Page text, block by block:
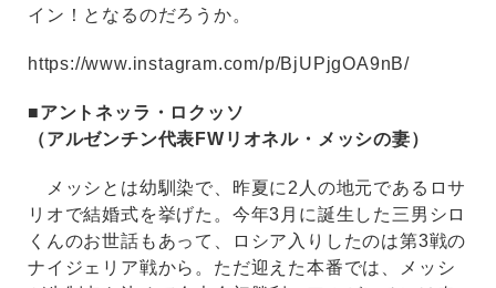
イン！となるのだろうか。
https://www.instagram.com/p/BjUPjgOA9nB/
■アントネッラ・ロクッソ
（アルゼンチン代表FWリオネル・メッシの妻）
メッシとは幼馴染で、昨夏に2人の地元であるロサ
リオで結婚式を挙げた。今年3月に誕生した三男シロ
くんのお世話もあって、ロシア入りしたのは第3戦の
ナイジェリア戦から。ただ迎えた本番では、メッシ